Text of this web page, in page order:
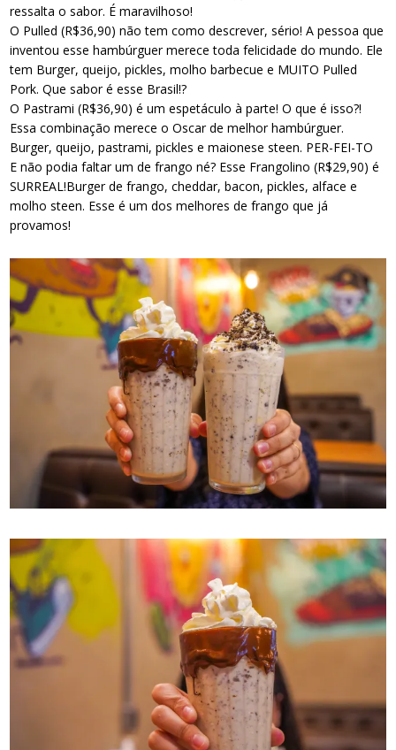
ressalta o sabor. É maravilhoso!
O Pulled (R$36,90) não tem como descrever, sério! A pessoa que
inventou esse hambúrguer merece toda felicidade do mundo. Ele
tem Burger, queijo, pickles, molho barbecue e MUITO Pulled
Pork. Que sabor é esse Brasil!?
O Pastrami (R$36,90) é um espetáculo à parte! O que é isso?!
Essa combinação merece o Oscar de melhor hambúrguer.
Burger, queijo, pastrami, pickles e maionese steen. PER-FEI-TO
E não podia faltar um de frango né? Esse Frangolino (R$29,90) é
SURREAL!Burger de frango, cheddar, bacon, pickles, alface e
molho steen. Esse é um dos melhores de frango que já
provamos!